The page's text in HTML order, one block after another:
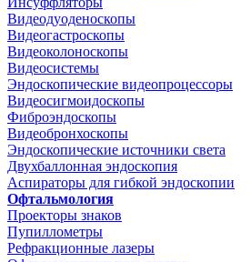
Видеодуоденоскопы
Видеогастроскопы
Видеоколоноскопы
Видеосистемы
Эндоскопические видеопроцессоры
Видеосигмоидоскопы
Фиброэндоскопы
Видеобронхоскопы
Эндоскопические источники света
Двухбаллонная эндоскопия
Аспираторы для гибкой эндоскопии
Офтальмология
Проекторы знаков
Пупиллометры
Рефракционные лазеры